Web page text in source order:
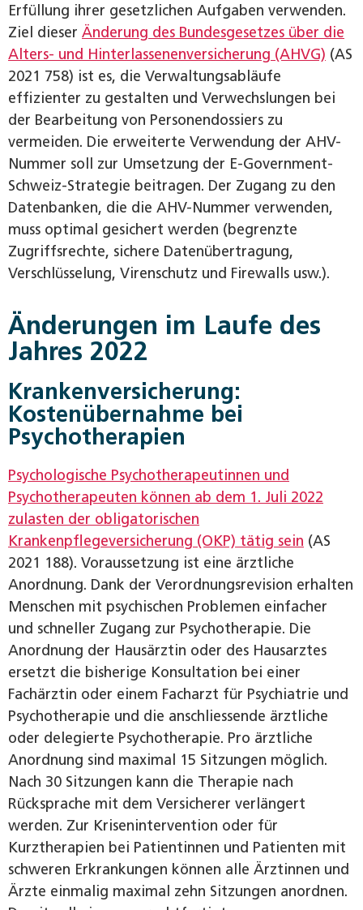
Erfüllung ihrer gesetzlichen Aufgaben verwenden.
Ziel dieser Änderung des Bundesgesetzes über die
Alters- und Hinterlassenenversicherung (AHVG) (AS
2021 758) ist es, die Verwaltungsabläufe
effizienter zu gestalten und Verwechslungen bei
der Bearbeitung von Personendossiers zu
vermeiden. Die erweiterte Verwendung der AHV-
Nummer soll zur Umsetzung der E-Government-
Schweiz-Strategie beitragen. Der Zugang zu den
Datenbanken, die die AHV-Nummer verwenden,
muss optimal gesichert werden (begrenzte
Zugriffsrechte, sichere Datenübertragung,
Verschlüsselung, Virenschutz und Firewalls usw.).
Änderungen im Laufe des
Jahres 2022
Krankenversicherung:
Kostenübernahme bei
Psychotherapien
Psychologische Psychotherapeutinnen und
Psychotherapeuten können ab dem 1. Juli 2022
zulasten der obligatorischen
Krankenpflegeversicherung (OKP) tätig sein (AS
2021 188). Voraussetzung ist eine ärztliche
Anordnung. Dank der Verordnungsrevision erhalten
Menschen mit psychischen Problemen einfacher
und schneller Zugang zur Psychotherapie. Die
Anordnung der Hausärztin oder des Hausarztes
ersetzt die bisherige Konsultation bei einer
Fachärztin oder einem Facharzt für Psychiatrie und
Psychotherapie und die anschliessende ärztliche
oder delegierte Psychotherapie. Pro ärztliche
Anordnung sind maximal 15 Sitzungen möglich.
Nach 30 Sitzungen kann die Therapie nach
Rücksprache mit dem Versicherer verlängert
werden. Zur Krisenintervention oder für
Kurztherapien bei Patientinnen und Patienten mit
schweren Erkrankungen können alle Ärztinnen und
Ärzte einmalig maximal zehn Sitzungen anordnen.